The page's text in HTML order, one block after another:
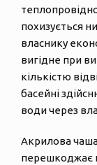
похизується
власнику
вигідне при
кількістю
басейні
води через
Акрилова
перешкоджає